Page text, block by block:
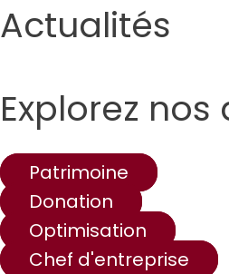
Actualités
Explorez
Patrimoine
Donation
Optimisation
Chef d'entreprise